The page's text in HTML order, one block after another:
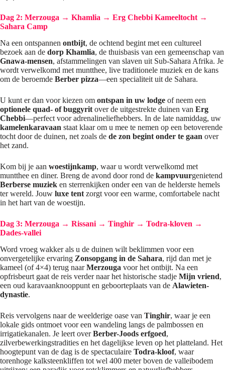
Dag 2: Merzouga → Khamlia → Erg Chebbi Kameeltocht →
Sahara Camp
Na een ontspannen ontbijt, de ochtend begint met een cultureel
bezoek aan de dorp Khamlia, de thuisbasis van een gemeenschap van
Gnawa-mensen, afstammelingen van slaven uit Sub-Sahara Afrika. Je
wordt verwelkomd met muntthee, live traditionele muziek en de kans
om de beroemde Berber pizza—een specialiteit uit de Sahara.
U kunt er dan voor kiezen om ontspan in uw lodge of neem een
optionele quad- of buggyrit over de uitgestrekte duinen van Erg
Chebbi—perfect voor adrenalineliefhebbers. In de late namiddag, uw
kamelenkaravaan staat klaar om u mee te nemen op een betoverende
tocht door de duinen, net zoals de de zon begint onder te gaan over
het zand.
Kom bij je aan woestijnkamp, waar u wordt verwelkomd met
muntthee en diner. Breng de avond door rond de kampvuurgenietend
Berberse muziek en sterrenkijken onder een van de helderste hemels
ter wereld. Jouw luxe tent zorgt voor een warme, comfortabele nacht
in het hart van de woestijn.
Dag 3: Merzouga → Rissani → Tinghir → Todra-kloven →
Dades-vallei
Word vroeg wakker als u de duinen wilt beklimmen voor een
onvergetelijke ervaring Zonsopgang in de Sahara, rijd dan met je
kameel (of 4×4) terug naarMerzouga voor het ontbijt. Na een
opfrisbeurt gaat de reis verder naar het historische stadje Mijn vriend,
een oud karavaanknooppunt en geboorteplaats van de Alawieten-
dynastie.
Reis vervolgens naar de weelderige oase van Tinghir, waar je een
lokale gids ontmoet voor een wandeling langs de palmbossen en
irrigatiekanalen. Je leert overBerber-Joods erfgoed,
zilverbewerkingstradities en het dagelijkse leven op het platteland. Het
hoogtepunt van de dag is de spectaculaire Todra-kloof, waar
torenhoge kalksteenkliffen tot wel 400 meter boven de valleibodem